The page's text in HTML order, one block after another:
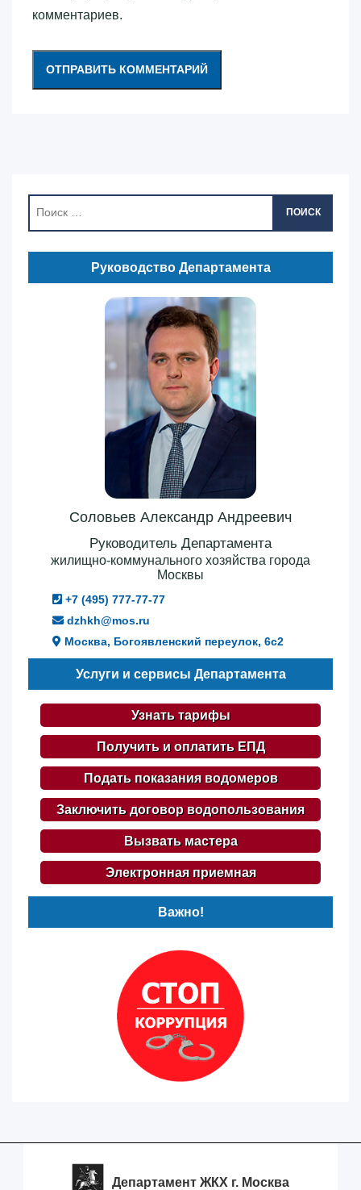
комментариев.
ПОИСК
Руководство Департамента
Соловьев Александр Андреевич
Руководитель Департамента
жилищно-коммунального хозяйства города
Москвы
+7 (495) 777-77-77
dzhkh@mos.ru
Москва, Богоявленский переулок, 6с2
Услуги и сервисы Департамента
Узнать тарифы
Получить и оплатить ЕПД
Подать показания водомеров
Заключить договор водопользования
Вызвать мастера
Электронная приемная
Важно!
Департамент ЖКХ г. Москва